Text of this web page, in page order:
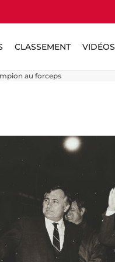
CLASSEMENT VIDÉOS
au forceps